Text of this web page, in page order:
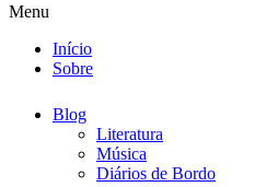
Menu
Início
Sobre
Blog
Literatura
Música
Diários de Bordo